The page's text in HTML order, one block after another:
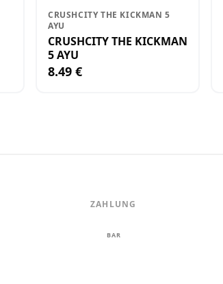
CRUSHCITY THE KICKMAN 5
AYU
CRUSHCITY THE KICKMAN
5 AYU
8.49 €
ZAHLUNG
BAR